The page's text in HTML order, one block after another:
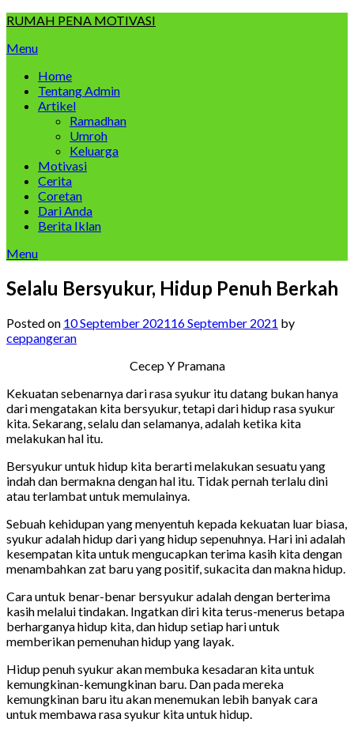
Skip
content
RUMAH PENA MOTIVASI
Menu
Home
Tentang Admin
Artikel
Ramadhan
Umroh
Keluarga
Motivasi
Cerita
Coretan
Dari Anda
Berita Iklan
Menu
Selalu Bersyukur, Hidup Penuh Berkah
Posted on 10 September 202116 September 2021 by
ceppangeran
Cecep Y Pramana
Kekuatan sebenarnya dari rasa syukur itu datang bukan hanya
dari mengatakan kita bersyukur, tetapi dari hidup rasa syukur
kita. Sekarang, selalu dan selamanya, adalah ketika kita
melakukan hal itu.
Bersyukur untuk hidup kita berarti melakukan sesuatu yang
indah dan bermakna dengan hal itu. Tidak pernah terlalu dini
atau terlambat untuk memulainya.
Sebuah kehidupan yang menyentuh kepada kekuatan luar biasa,
syukur adalah hidup dari yang hidup sepenuhnya. Hari ini adalah
kesempatan kita untuk mengucapkan terima kasih kita dengan
menambahkan zat baru yang positif, sukacita dan makna hidup.
Cara untuk benar-benar bersyukur adalah dengan berterima
kasih melalui tindakan. Ingatkan diri kita terus-menerus betapa
berharganya hidup kita, dan hidup setiap hari untuk
memberikan pemenuhan hidup yang layak.
Hidup penuh syukur akan membuka kesadaran kita untuk
kemungkinan-kemungkinan baru. Dan pada mereka
kemungkinan baru itu akan menemukan lebih banyak cara
untuk membawa rasa syukur kita untuk hidup.